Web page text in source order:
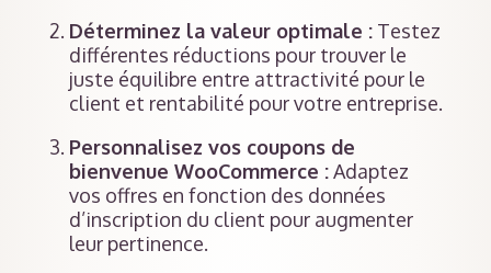
Déterminez la valeur optimale :Testez
différentes réductions pour trouver le
juste équilibre entre attractivité pour le
client et rentabilité pour votre entreprise.
Personnalisez vos coupons de
bienvenue WooCommerce :Adaptez
vos offres en fonction des données
d’inscription du client pour augmenter
leur pertinence.